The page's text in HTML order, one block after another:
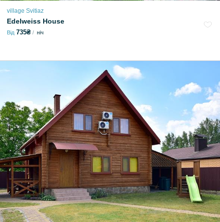
village Svitiaz
Edelweiss House
Від 735₴ ніч